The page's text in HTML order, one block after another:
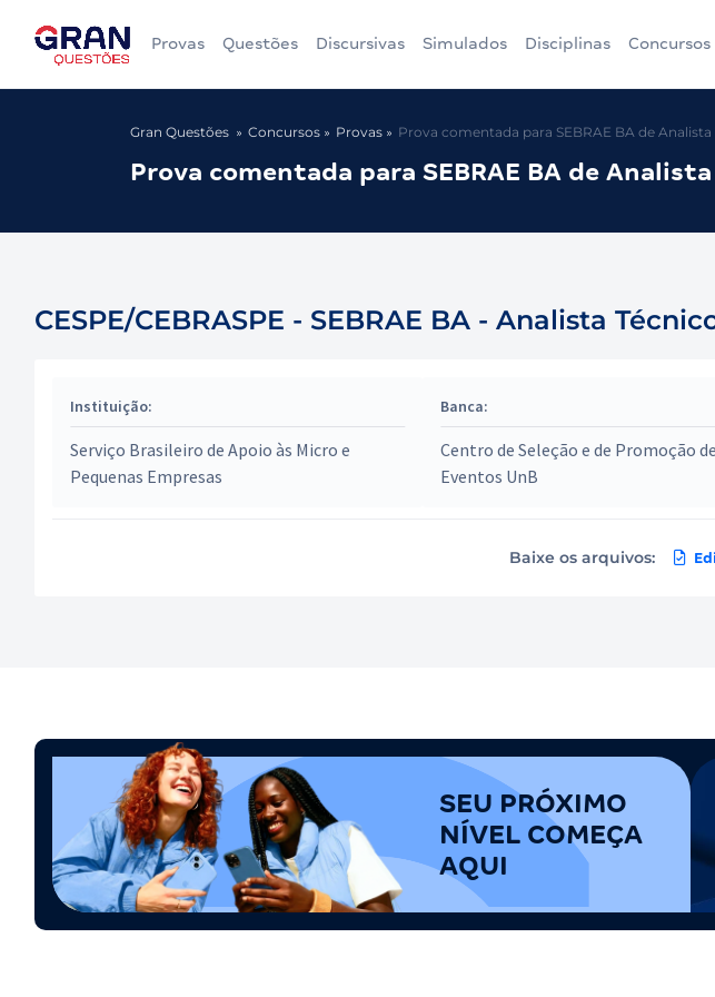
Provas Questões Discursivas Simulados Disciplinas Concursos
Gran Questões Concursos Provas Prova comentada para SEBRAE BA de
Prova comentada para SEBRAE BA de
CESPE/CEBRASPE - SEBRAE BA - Analista
Instituição:
Serviço Brasileiro de Apoio às Micro e
Pequenas Empresas
Banca:
Centro de Seleção e de Promoção de
Eventos UnB
Baixe os arquivos:
SEU PRÓXIMO
NÍVEL COMEÇA
AQUI